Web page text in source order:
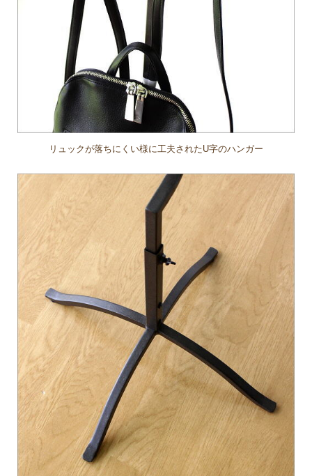
リュックが落ちにくい様に工夫されたU字のハンガー